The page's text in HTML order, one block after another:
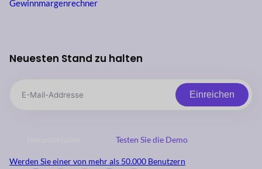
Gewinnmargenrechner
Neuesten Stand zu halten
Einreichen
Testen Sie die Demo
Werden Sie einer von mehr als 50.000 Benutzern